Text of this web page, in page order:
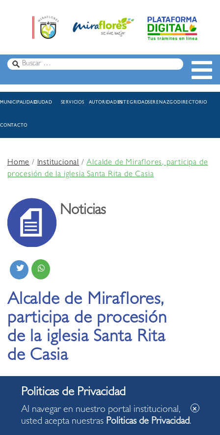
MUNICIPALIDADCIUDAD SERVICIOS AUTORIDADESINTEGRIDADSERENAZGODIRECTORIO
CONTACTO
Home/Institucional /Alcalde de Miraflores, participa de
procesión de la iglesia Santa Rita de Casia
Noticias
Alcalde de Miraflores,
participa de procesión
de la iglesia Santa Rita
de Casia
28.10.2019
Al navegar en nuestro portal institucional,
usted acepta nuestras Politicas de Privacidad.